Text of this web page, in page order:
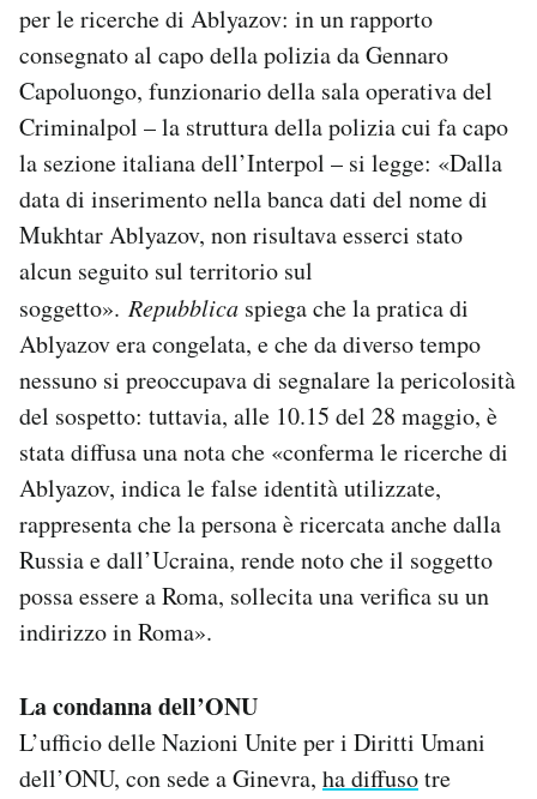
per le ricerche di Ablyazov: in un rapporto
consegnato al capo della polizia da Gennaro
Capoluongo, funzionario della sala operativa del
Criminalpol – la struttura della polizia cui fa capo
la sezione italiana dell’Interpol – si legge: «Dalla
data di inserimento nella banca dati del nome di
Mukhtar Ablyazov, non risultava esserci stato
alcun seguito sul territorio sul
soggetto». Repubblica spiega che la pratica di
Ablyazov era congelata, e che da diverso tempo
nessuno si preoccupava di segnalare la pericolosità
del sospetto: tuttavia, alle 10.15 del 28 maggio, è
stata diffusa una nota che «conferma le ricerche di
Ablyazov, indica le false identità utilizzate,
rappresenta che la persona è ricercata anche dalla
Russia e dall’Ucraina, rende noto che il soggetto
possa essere a Roma, sollecita una verifica su un
indirizzo in Roma».
La condanna dell’ONU
L’ufficio delle Nazioni Unite per i Diritti Umani
dell’ONU, con sede a Ginevra, ha diffusotre